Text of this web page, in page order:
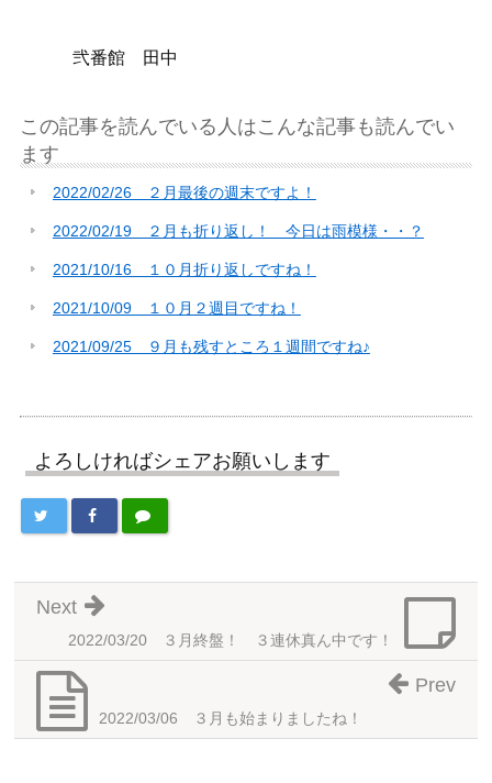
弐番館 田中
この記事を読んでいる人はこんな記事も読んでい
ます
2022/02/26 ２月最後の週末ですよ！
2022/02/19 ２月も折り返し！ 今日は雨模様・・？
2021/10/16 １０月折り返しですね！
2021/10/09 １０月２週目ですね！
2021/09/25 ９月も残すところ１週間ですね♪
よろしければシェアお願いします
2022/03/20 ３月終盤！ ３連休真ん中です！
Next
2022/03/06 ３月も始まりましたね！
Prev